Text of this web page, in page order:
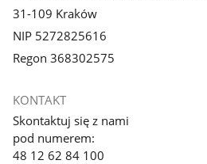
31-109 Kraków
NIP 5272825616
Regon 368302575
KONTAKT
Skontaktuj się z nami
pod numerem:
48 12 62 84 100